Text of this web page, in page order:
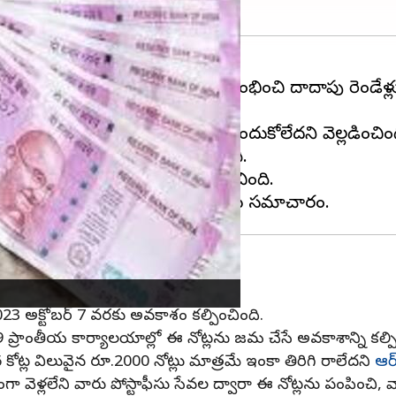
నుంచి వెనక్కి తీసుకోవడం ప్రారంభించి దాదాపు
వెల్లడించింది.
వచ్చాయని, మిగిలినవి ఇంకా అందుకోలేదని
ఆర్‌బీఐ స్పష్టం చేసింది.
రిజర్వ్ బ్యాంక్ ప్రకటించింది.
చేసే అవకాశం
అక్టోబర్ 7 వరకు అవకాశం కల్పించింది.
ప్రాంతీయ కార్యాలయాల్లో ఈ నోట్లను జమ చేసే అవకాశాన్ని
కోట్ల విలువైన రూ.2000 నోట్లు మాత్రమే ఇంకా తిరిగి రాలేదని
వెళ్లలేని వారు పోస్టాఫీసు సేవల ద్వారా ఈ నోట్లను